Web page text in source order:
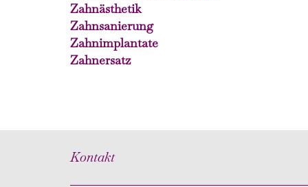
Zahnästhetik
Zahnsanierung
Zahnimplantate
Zahnersatz
Kontakt